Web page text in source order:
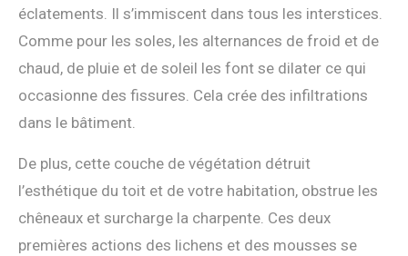
éclatements. Il s’immiscent dans tous les interstices.
Comme pour les soles, les alternances de froid et de
chaud, de pluie et de soleil les font se dilater ce qui
occasionne des fissures. Cela crée des infiltrations
dans le bâtiment.
De plus, cette couche de végétation détruit
l’esthétique du toit et de votre habitation, obstrue les
chêneaux et surcharge la charpente. Ces deux
premières actions des lichens et des mousses se